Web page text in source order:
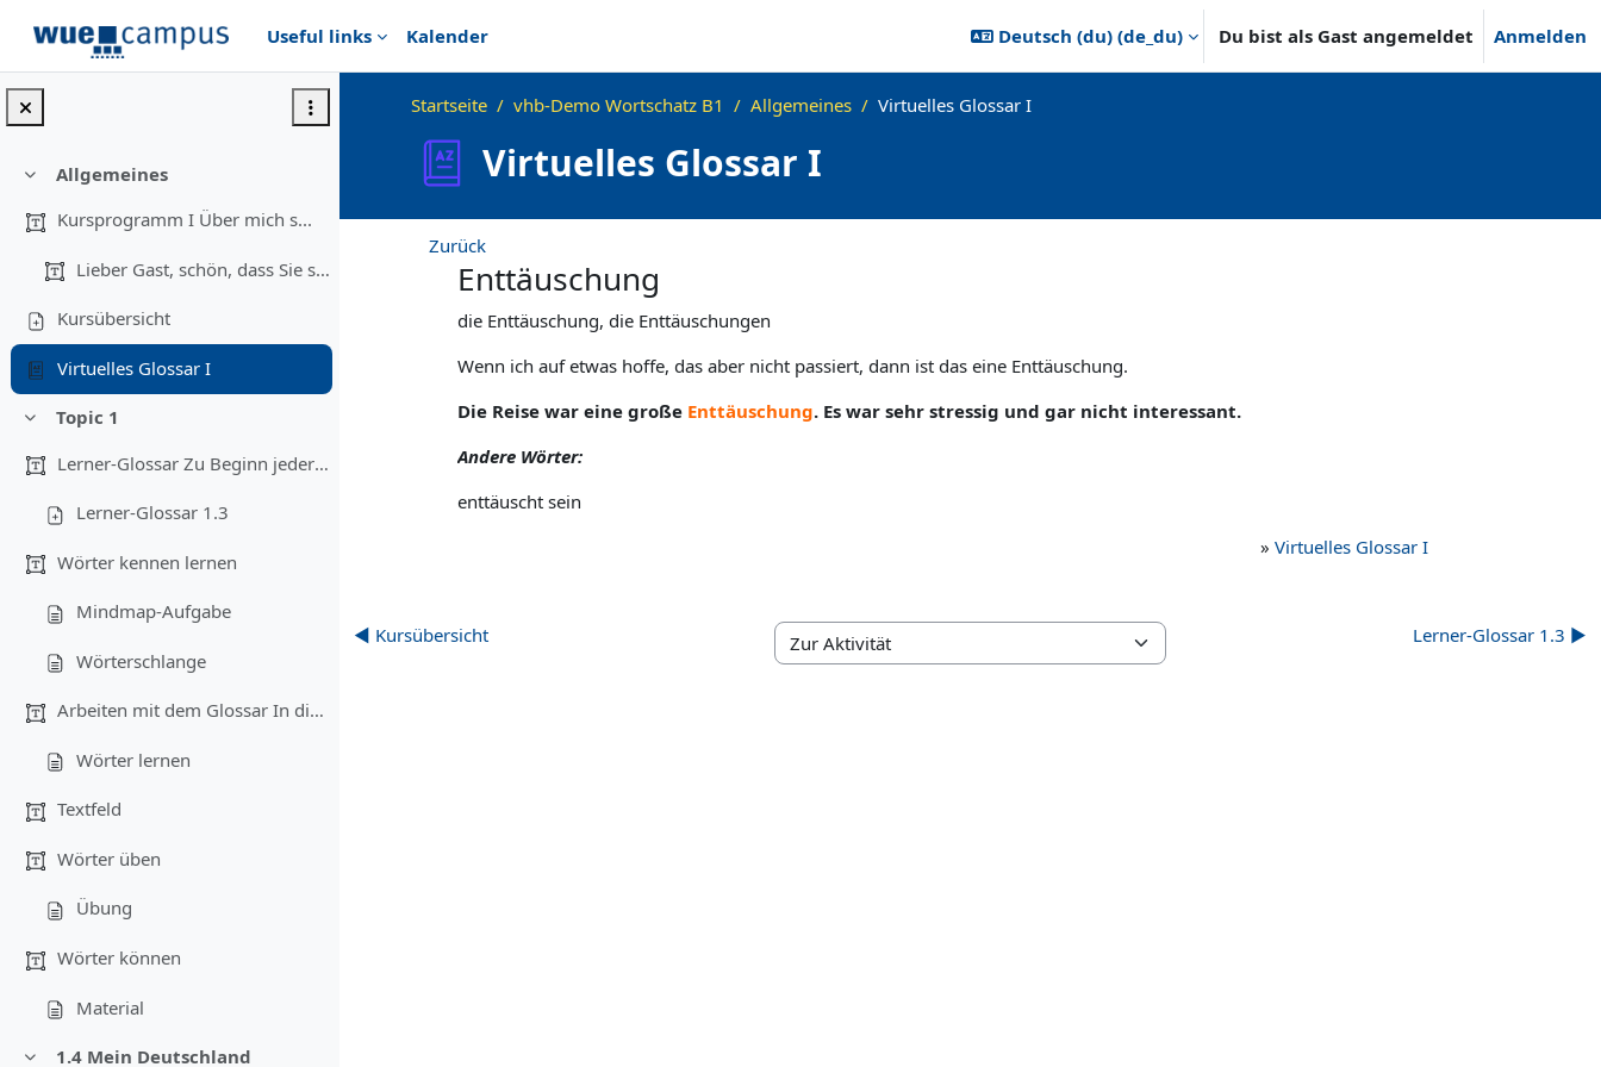
Useful links
Kalender Deutsch (du) ‎(de_du)‎ Du bist als Gast angemeldet Anmelden
Einklappen
Allgemeines
Kursprogramm I Über mich s...
Lieber Gast, schön, dass Sie sich für uns...
Kursübersicht
Virtuelles Glossar I
Einklappen
Topic 1
Lerner-Glossar Zu Beginn jeder Einheit gi...
Lerner-Glossar 1.3
Wörter kennen lernen
Mindmap-Aufgabe
Wörterschlange
Arbeiten mit dem Glossar In diesem Teil...
Wörter lernen
Textfeld
Wörter üben
Übung
Wörter können
Material
1.4 Mein Deutschland
Startseite vhb-Demo Wortschatz B1 Allgemeines Virtuelles Glossar I
Virtuelles Glossar I
Zurück
Enttäuschung
die Enttäuschung, die Enttäuschungen
Wenn ich auf etwas hoffe, das aber nicht passiert, dann ist das eine Enttäuschung.
Die Reise war eine große Enttäuschung. Es war sehr stressig und gar nicht interessant.
Andere Wörter:
enttäuscht sein
» Virtuelles Glossar I
◀︎ Kursübersicht
Zur Aktivität
Lerner-Glossar 1.3 ▶︎